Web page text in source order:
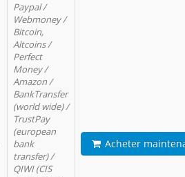
Paypal /
Webmoney /
Bitcoin,
Altcoins /
Perfect
Money /
Amazon /
BankTransfer
(world wide) /
TrustPay
(european
bank
transfer) /
QIWI (CIS
Acheter